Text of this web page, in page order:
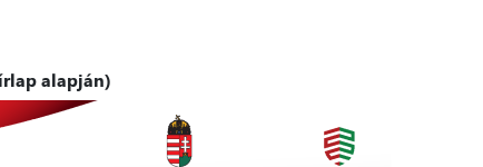
alapján)